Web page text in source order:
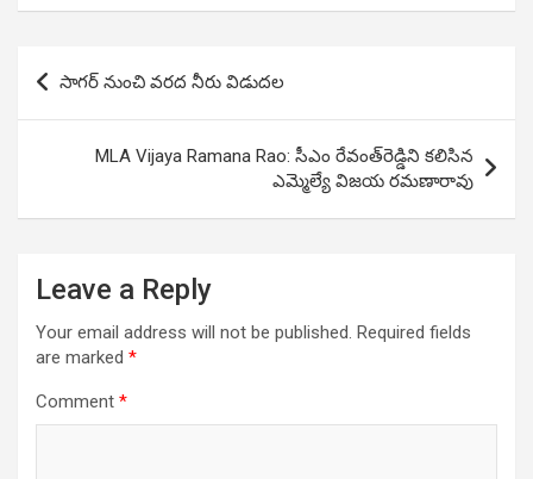
Post
navigation
సాగర్ నుంచి వరద నీరు విడుదల
MLA Vijaya Ramana Rao: సీఎం రేవంత్‌రెడ్డిని క‌లిసిన
ఎమ్మెల్యే విజయ రమణారావు
Leave a Reply
Your email address will not be published. Required fields
are marked *
Comment *